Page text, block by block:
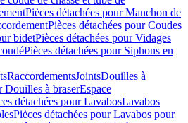
Pièces détachées pour Manchon de
Pièces détachées pour Coudes
bidetPièces détachées pour Vidages
Pièces détachées pour Siphons en
RaccordementsJointsDouilles à
Douilles à braserEspace
détachées pour LavabosLavabos
Pièces détachées pour Lavabos pour